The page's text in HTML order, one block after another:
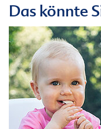
Das könnte